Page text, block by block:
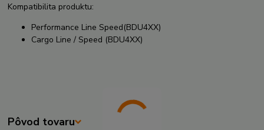
Kompatibilita produktu:
Performance Line Speed(BDU4XX)
Cargo Line / Speed (BDU4XX)
Pôvod tovaru